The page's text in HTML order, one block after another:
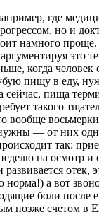
где
но и
намного проще.
это
когда человек
пищу в еду,
сейчас, пища
такого
вообще
— от них
так:
на осмотр
отек,
норма!) а вот
боли после
позже счетом в